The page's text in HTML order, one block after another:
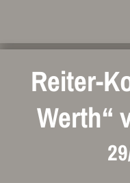
Reiter-
Werth“